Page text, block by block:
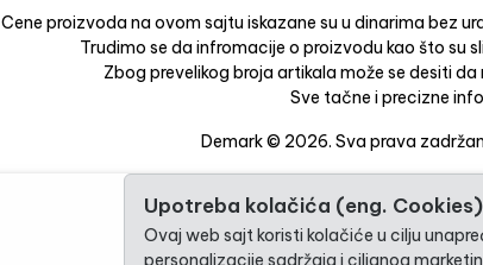
Cene proizvoda na ovom sajtu iskazane su u dinarima bez
Trudimo se da infromacije o proizvodu kao što su
Zbog prevelikog broja artikala može se desiti
Sve tačne i precizne
Demark © 2026. Sva prava
Upotreba kolačića (eng. Cookies)
Ovaj web sajt koristi kolačiće u cilju
personalizacije sadržaja i ciljanog